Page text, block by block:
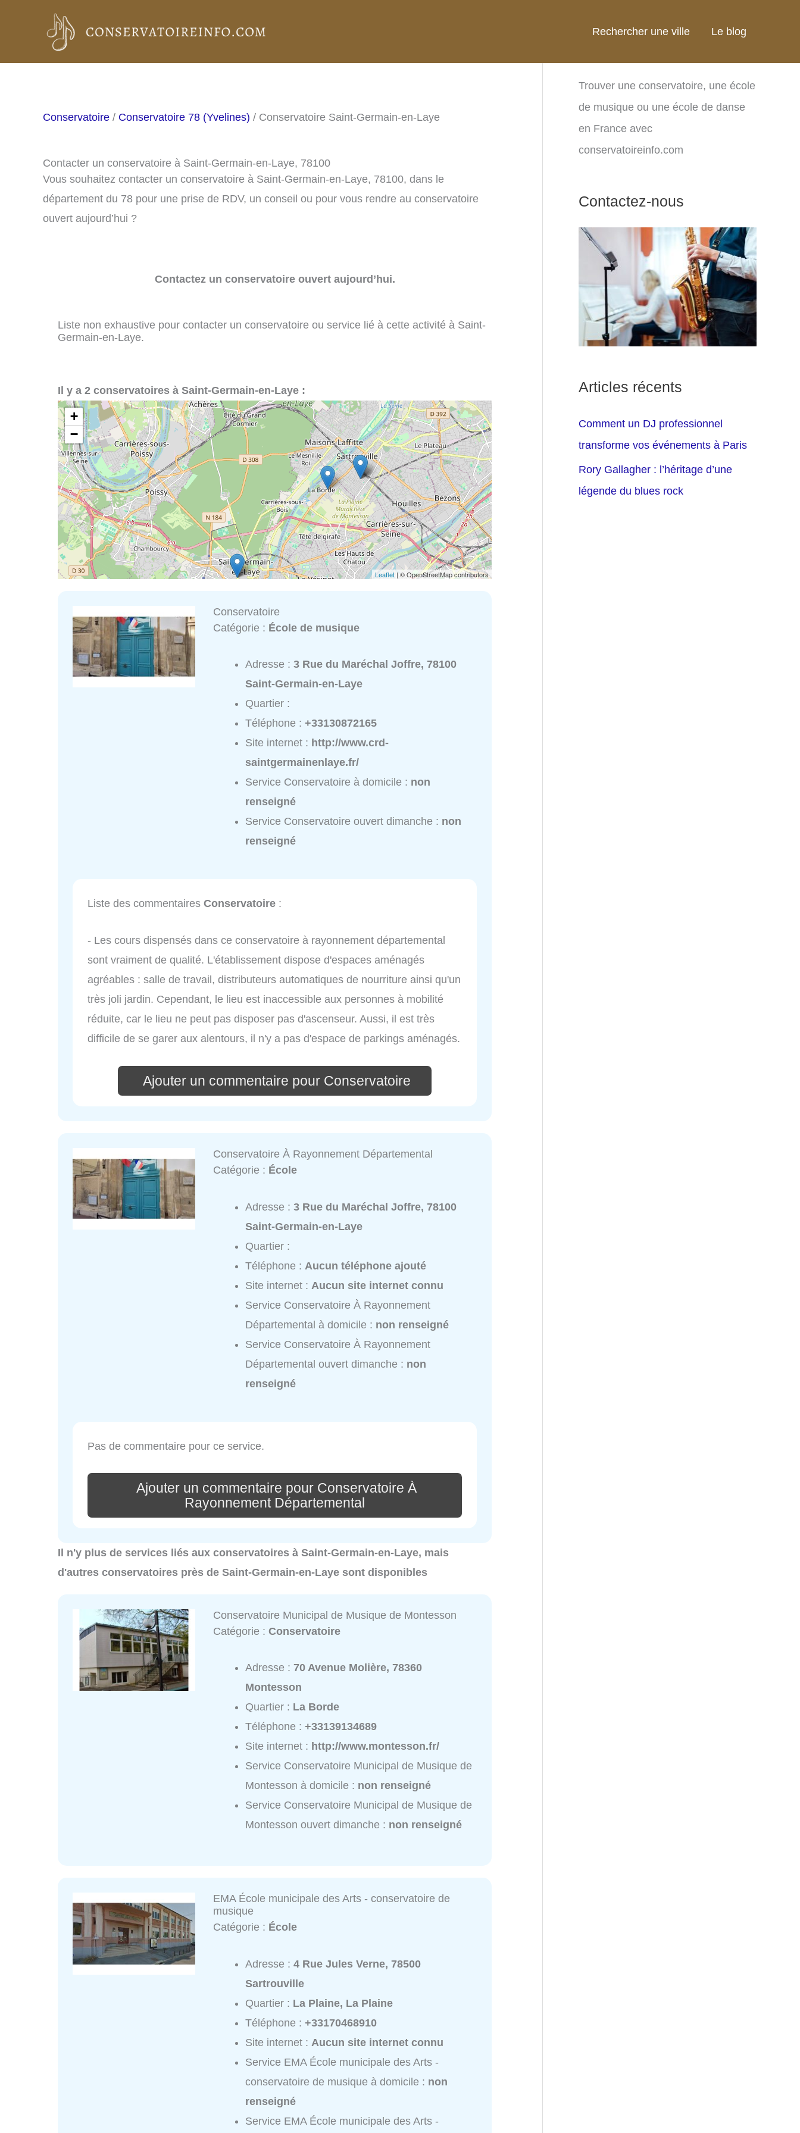
Rechercher une ville Le blog
Conservatoire / Conservatoire 78 (Yvelines) / Conservatoire Saint-Germain-en-Laye
Contacter un conservatoire à Saint-Germain-en-Laye, 78100
Vous souhaitez contacter un conservatoire à Saint-Germain-en-Laye, 78100, dans le
département du 78 pour une prise de RDV, un conseil ou pour vous rendre au conservatoire
ouvert aujourd’hui ?
Contactez un conservatoire ouvert aujourd’hui.
Liste non exhaustive pour contacter un conservatoire ou service lié à cette activité à Saint-
Germain-en-Laye.
Il y a 2 conservatoires à Saint-Germain-en-Laye :
+
−
Leaflet | © OpenStreetMap contributors
Conservatoire
Catégorie : École de musique
Adresse :3 Rue du Maréchal Joffre, 78100
Saint-Germain-en-Laye
Quartier :
Téléphone :+33130872165
Site internet : http://www.crd-
saintgermainenlaye.fr/
Service Conservatoire à domicile : non
renseigné
Service Conservatoire ouvert dimanche : non
renseigné
Liste des commentaires Conservatoire :
- Les cours dispensés dans ce conservatoire à rayonnement départemental
sont vraiment de qualité. L'établissement dispose d'espaces aménagés
agréables : salle de travail, distributeurs automatiques de nourriture ainsi qu'un
très joli jardin. Cependant, le lieu est inaccessible aux personnes à mobilité
réduite, car le lieu ne peut pas disposer pas d'ascenseur. Aussi, il est très
difficile de se garer aux alentours, il n'y a pas d'espace de parkings aménagés.
Ajouter un commentaire pour Conservatoire
Conservatoire À Rayonnement Départemental
Catégorie : École
Adresse :3 Rue du Maréchal Joffre, 78100
Saint-Germain-en-Laye
Quartier :
Téléphone : Aucun téléphone ajouté
Site internet : Aucun site internet connu
Service Conservatoire À Rayonnement
Départemental à domicile : non renseigné
Service Conservatoire À Rayonnement
Départemental ouvert dimanche : non
renseigné
Pas de commentaire pour ce service.
Ajouter un commentaire pour Conservatoire À
Rayonnement Départemental
Il n'y plus de services liés aux conservatoires à Saint-Germain-en-Laye, mais
d'autres conservatoires près de Saint-Germain-en-Laye sont disponibles
Conservatoire Municipal de Musique de Montesson
Catégorie :Conservatoire
Adresse :70 Avenue Molière, 78360
Montesson
Quartier : La Borde
Téléphone :+33139134689
Site internet : http://www.montesson.fr/
Service Conservatoire Municipal de Musique de
Montesson à domicile : non renseigné
Service Conservatoire Municipal de Musique de
Montesson ouvert dimanche : non renseigné
EMA École municipale des Arts - conservatoire de
musique
Catégorie : École
Adresse :4 Rue Jules Verne, 78500
Sartrouville
Quartier : La Plaine, La Plaine
Téléphone :+33170468910
Site internet :Aucun site internet connu
Service EMA École municipale des Arts -
conservatoire de musique à domicile : non
renseigné
Service EMA École municipale des Arts -
Trouver une conservatoire, une école
de musique ou une école de danse
en France avec
conservatoireinfo.com
Contactez-nous
Articles récents
Comment un DJ professionnel
transforme vos événements à Paris
Rory Gallagher : l’héritage d’une
légende du blues rock